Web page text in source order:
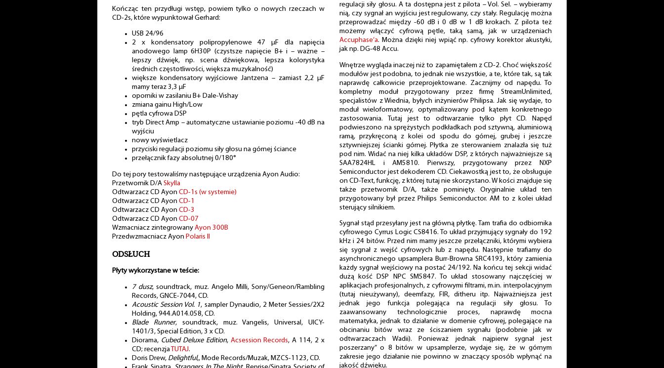
Kończąc ten przydługi wstęp, powiem tylko o nowych rzeczach w
CD-2s, które wypunktował Gerhard:
USB 24/96
2 x kondensatory polipropylenowe 47 μF dla napięcia
anodowego lamp 6H30P (czystsze napięcie B+ i – ważne –
lepszy dźwięk, np. scena dźwiękowa, lepsza kolorystyka
średnich częstotliwości, większa muzykalność)
większe kondensatory wyjściowe Jantzena – zamiast 2,2 μF
mamy teraz 3,3 μF
oporniki w zasilaniu B+ Dale-Vishay
zmiana gainu High/Low
pętla cyfrowa DSP
tryb Direct Amp – automatyczne ustawianie poziomu -40 dB na
wyjściu
nowy wyświetlacz
przyciski regulacji poziomu siły głosu na górnej ściance
przełącznik fazy absolutnej 0/180°
Do tej pory testowaliśmy następujące urządzenia Ayon Audio:
Przetwornik D/A Skylla
Odtwarzacz CD Ayon CD-1s (w systemie)
Odtwarzacz CD Ayon CD-1
Odtwarzacz CD Ayon CD-3
Odtwarzacz CD Ayon CD-07
Wzmacniacz zintegrowany Ayon 300B
Przedwzmacniacz Ayon Polaris II
ODSŁUCH
Płyty wykorzystane w teście:
7 dusz, soundtrack, muz. Angelo Milli, Sony/Geneon/Rambling
Records, GNCE-7044, CD.
Acoustic Session Vol. 1, sampler Dynaudio, 2 Meter Sessies/2X2
Holding, 944.A014.058, CD.
Blade Runner, soundtrack, muz. Vangelis, Universal, UICY-
1401/3, Special Edition, 3 x CD.
Diorama, Cubed Deluxe Edition, Acsession Records, A 114, 2 x
CD; recenzja TUTAJ.
Doris Drew, Delightful,, Mode Records/Muzak, MZCS-1123, CD.
regulacji siły głosu. A ta dostępna jest z pilota – Vol. Sel. – wybieramy
nią, czy sygnał an wyjściu jest regulowany, czy stały. Regulację można
przeprowadzać między -60 dB i 0 dB w 1 dB krokach. Z pilota też
możemy włączyć cyfrową pętle, taką samą, jak w urządzeniach
Accuphase’a. Można dzięki niej wpiąć np. cyfrowy korektor akustyki,
jak np. DG-48 Accu.
Wnętrze wygląda inaczej niż to zapamiętałem z CD-2. Choć większość
modułów jest podobna, to jednak nie wszystkie, a te, które tak, są tak
naprawdę całkowicie przeprojektowane. Zacznijmy od napędu. To
kompletny moduł przygotowany przez firmę StreamUnlimited,
specjalistów z Wiednia, byłych inżynierów Philipsa. Jak się wydaje, to
moduł wieloformatowy, optymalizowany pod kątem konkretnego
zastosowania. Tutaj jest to odtwarzanie tylko płyt CD. Napęd
podwieszono na sprężystych podkładkach pod sztywną, aluminiową
ramą, przykręconą z kolei od spodu do górnej, grubej i jeszcze
sztywniejszej ścianki górnej. Płytka ze sterowaniem znalazła się tuż
pod nim. Widać na niej kilka układów DSP, z których najważniejsze są
SAA7824HL i AM5810. Pierwszy, przygotowany przez NXP
Semiconductor jest dekoderem CD. Ciekawostką jest to, że obsługuje
on CD-Text, funkcję, z której tutaj nie skorzystano. W kości znajduje się
także przetwornik D/A, także pominięty. Oryginalnie układ ten
przygotowany był przez Philips Semiconductor. AM to z kolei układ
sterujący silnikiem.
Sygnał stąd przesyłany jest na główną płytkę. Tam trafia do odbiornika
cyfrowego Cyrrus Logic CS8416. To układ przyjmujący sygnały do 192
kHz i 24 bitów. Przed nim mamy jeszcze przełączniki, którymi wybiera
się sygnał z wejść cyfrowych lub z napędu. Następnie trafiamy do
asynchronicznego upsamplera Burr-Browna SRC4193, który zamienia
każdy sygnał wejściowy na postać 24/192. Na końcu tej sekcji widać
dużą kość DSP NPC SM5847. To układ stosowany najczęściej w
aplikacjach profesjonalnych, z cyfrowymi filtrami, m.in. interpolacyjnym
(tutaj nieużywany), deemfazy, FIR, ditheru itp. Najważniejsza jest
jednak jego funkcja polegająca na regulacji siły głosu. To
zaawansowany technologicznie proces, naprawdę mocna
matematyka, jednak to działanie w domenie cyfrowej, polegające na
obcinaniu bitów wraz ze ściszaniem sygnału (podobnie jak w
odtwarzaczach Wadii). Ponieważ jednak najpierw sygnał jest
poszerzany” o 8 bitów w upsamplerze, wydaje się, że w górnym
zakresie jego działanie nie powinno w znaczący sposób wpłynąć na
jakość dźwięku.